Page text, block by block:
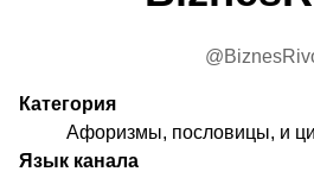
Категория
Афоризмы, пословицы, и
Язык канала